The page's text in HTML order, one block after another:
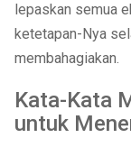
lepaskan semua
ketetapan-Nya
membahagiakan.
Kata-Kata
untuk